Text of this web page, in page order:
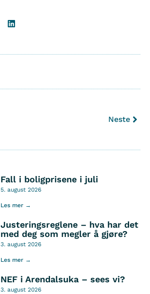
Neste
Fall i boligprisene i juli
5. august 2026
Les mer →
Justeringsreglene – hva har det
med deg som megler å gjøre?
3. august 2026
Les mer →
NEF i Arendalsuka – sees vi?
3. august 2026